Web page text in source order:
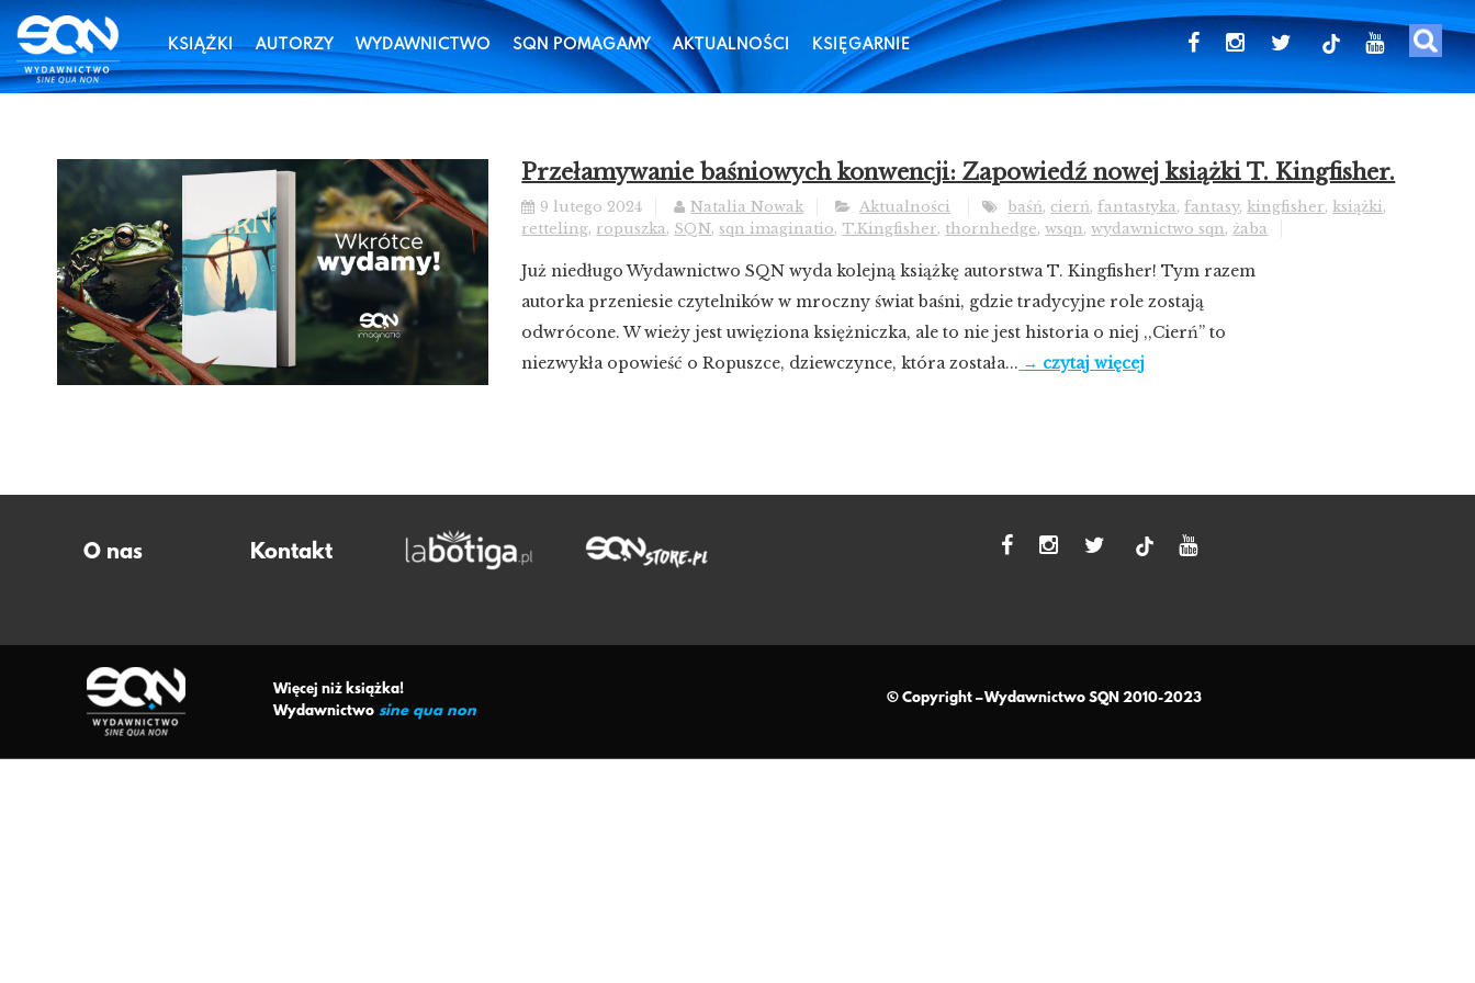
KSIĄŻKI AUTORZY WYDAWNICTWO SQN POMAGAMY AKTUALNOŚCI KSIĘGARNIE tiktok
Przełamywanie baśniowych konwencji: Zapowiedź nowej książki T. Kingfisher.
9 lutego 2024 Natalia Nowak Aktualności baśń, cierń,fantastyka,fantasy,kingfisher,książki,
retteling, ropuszka, SQN, sqn imaginatio, T.Kingfisher, thornhedge,wsqn,wydawnictwo sqn,żaba
Już niedługo Wydawnictwo SQN wyda kolejną książkę autorstwa T. Kingfisher! Tym razem
autorka przeniesie czytelników w mroczny świat baśni, gdzie tradycyjne role zostają
odwrócone. W wieży jest uwięziona księżniczka, ale to nie jest historia o niej ,,Cierń” to
niezwykła opowieść o Ropuszce, dziewczynce, która została... → czytaj więcej
O nas Kontakt tiktok
Więcej niż książka!
Wydawnictwo sine qua non
© Copyright – Wydawnictwo SQN 2010-2023